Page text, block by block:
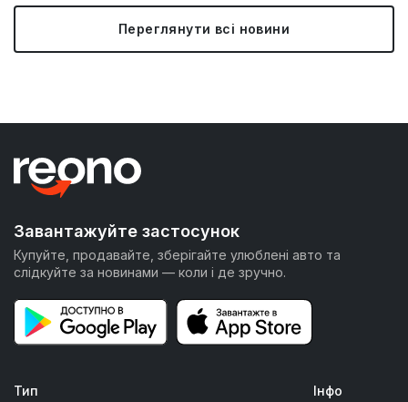
Переглянути всі новини
Завантажуйте застосунок
Купуйте, продавайте, зберігайте улюблені авто та
слідкуйте за новинами — коли і де зручно.
Тип Інфо